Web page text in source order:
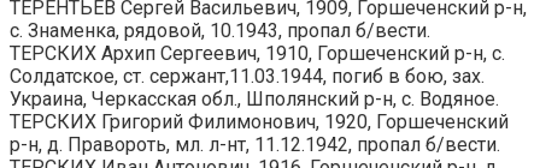
ТЕРЕНТЬЕВ Сергей Васильевич, 1909, Горшеченский р-н,
с. Знаменка, рядовой, 10.1943, пропал б/вести.
ТЕРСКИХ Архип Сергеевич, 1910, Горшеченский р-н, с.
Солдатское, ст. сержант,11.03.1944, погиб в бою, зах.
Украина, Черкасская обл., Шполянский р-н, с. Водяное.
ТЕРСКИХ Григорий Филимонович, 1920, Горшеченский
р-н, д. Правороть, мл. л-нт, 11.12.1942, пропал б/вести.